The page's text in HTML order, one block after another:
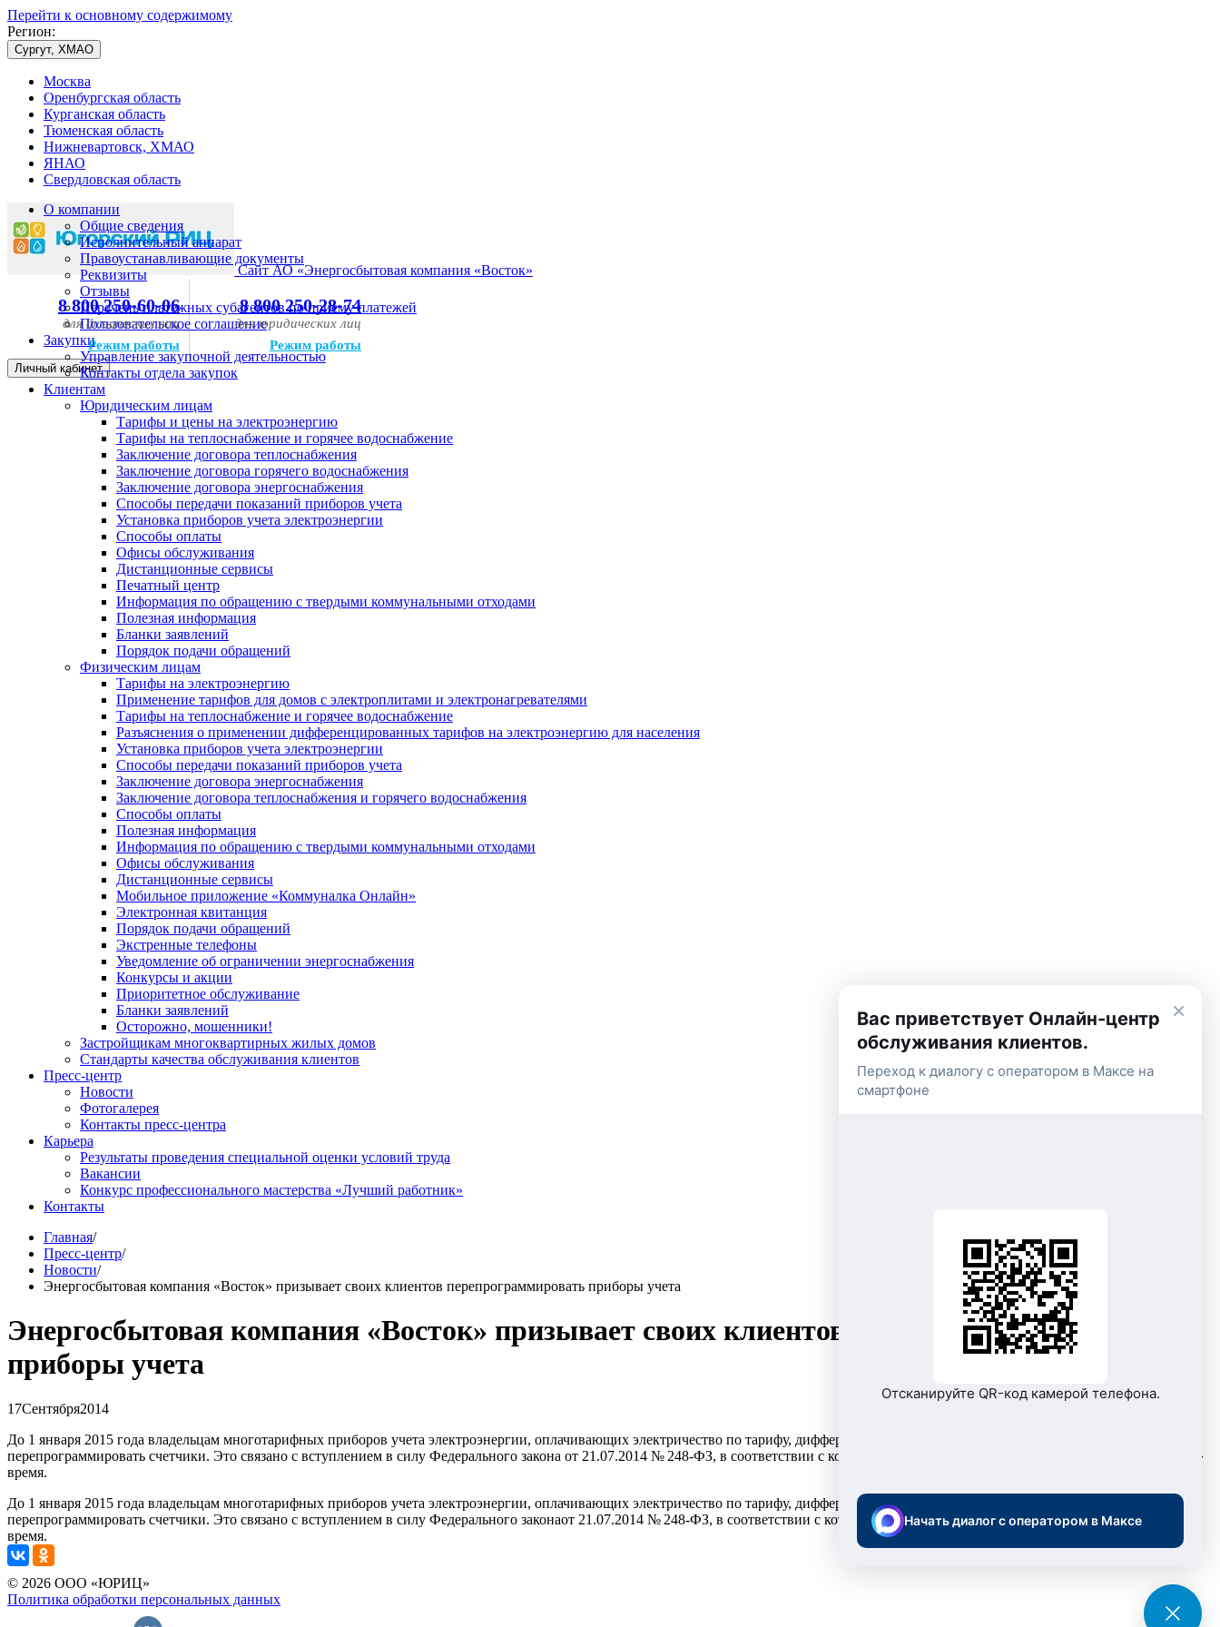
Перейти к основному содержимому
Регион:
Сургут, ХМАО
Москва
Оренбургская область
Курганская область
Тюменская область
Нижневартовск, ХМАО
ЯНАО
Свердловская область
Сайт АО «Энергосбытовая компания «Восток»
8 800 250-60-06
для физических лиц
Режим работы
8 800 250-28-74
для юридических лиц
Режим работы
Личный кабинет
О компании
Общие сведения
Исполнительный аппарат
Правоустанавливающие документы
Реквизиты
Отзывы
Перечень платежных субагентов по приему платежей
Пользовательское соглашение
Закупки
Управление закупочной деятельностью
Контакты отдела закупок
Клиентам
Юридическим лицам
Тарифы и цены на электроэнергию
Тарифы на теплоснабжение и горячее водоснабжение
Заключение договора теплоснабжения
Заключение договора горячего водоснабжения
Заключение договора энергоснабжения
Способы передачи показаний приборов учета
Установка приборов учета электроэнергии
Способы оплаты
Офисы обслуживания
Дистанционные сервисы
Печатный центр
Информация по обращению с твердыми коммунальными отходами
Полезная информация
Бланки заявлений
Порядок подачи обращений
Физическим лицам
Тарифы на электроэнергию
Применение тарифов для домов с электроплитами и электронагревателями
Тарифы на теплоснабжение и горячее водоснабжение
Разъяснения о применении дифференцированных тарифов на электроэнергию для населения
Установка приборов учета электроэнергии
Способы передачи показаний приборов учета
Заключение договора энергоснабжения
Заключение договора теплоснабжения и горячего водоснабжения
Способы оплаты
Полезная информация
Информация по обращению с твердыми коммунальными отходами
Офисы обслуживания
Дистанционные сервисы
Мобильное приложение «Коммуналка Онлайн»
Электронная квитанция
Порядок подачи обращений
Экстренные телефоны
Уведомление об ограничении энергоснабжения
Конкурсы и акции
Приоритетное обслуживание
Бланки заявлений
Осторожно, мошенники!
Застройщикам многоквартирных жилых домов
Стандарты качества обслуживания клиентов
Пресс-центр
Новости
Фотогалерея
Контакты пресс-центра
Карьера
Результаты проведения специальной оценки условий труда
Вакансии
Конкурс профессионального мастерства «Лучший работник»
Контакты
Главная/
Пресс-центр/
Новости/
Энергосбытовая компания «Восток» призывает своих клиентов перепрограммировать приборы учета
Энергосбытовая компания «Восток» призывает своих клиентов перепрограммировать
приборы учета
17Сентября2014
До 1 января 2015 года владельцам многотарифных приборов учета электроэнергии, оплачивающих электричество по тарифу, дифференцированному по зонам суток, необходимо
перепрограммировать счетчики. Это связано с вступлением в силу Федерального закона от 21.07.2014 № 248-ФЗ, в соответствии с которым 26 октября будет осуществлен переход на «зимнее»
время.
До 1 января 2015 года владельцам многотарифных приборов учета электроэнергии, оплачивающих электричество по тарифу, дифференцированному по зонам суток, необходимо
перепрограммировать счетчики. Это связано с вступлением в силу Федерального законаот 21.07.2014 № 248-ФЗ, в соответствии с которым 26 октября будет осуществлен переход на «зимнее»
время.
© 2026 ООО «ЮРИЦ»
Политика обработки персональных данных
×
Вас приветствует Онлайн-центр
обслуживания клиентов.
Переход к диалогу с оператором в Максе на
смартфоне
Отсканируйте QR-код камерой телефона.
Начать диалог с оператором в Максе